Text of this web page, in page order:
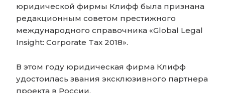
юридической фирмы Клифф была признана
редакционным советом престижного
международного справочника «Global Legal
Insight: Corporate Tax 2018».
В этом году юридическая фирма Клифф
удостоилась звания эксклюзивного партнера
проекта в России.